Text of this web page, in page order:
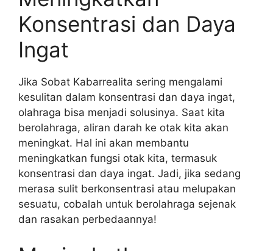
Konsentrasi dan Daya
Ingat
Jika Sobat Kabarrealita sering mengalami
kesulitan dalam konsentrasi dan daya ingat,
olahraga bisa menjadi solusinya. Saat kita
berolahraga, aliran darah ke otak kita akan
meningkat. Hal ini akan membantu
meningkatkan fungsi otak kita, termasuk
konsentrasi dan daya ingat. Jadi, jika sedang
merasa sulit berkonsentrasi atau melupakan
sesuatu, cobalah untuk berolahraga sejenak
dan rasakan perbedaannya!